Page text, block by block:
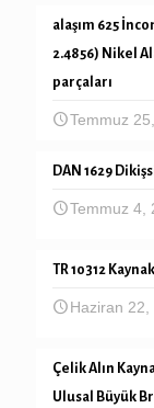
alaşım 625
2.4856) Nikel
parçaları
Temmuz
DAN 1629
Temmuz 4,
TR 10312
Haziran 22,
Çelik Alın
Ulusal Büyük